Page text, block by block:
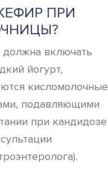
ПРИ
включать
йогурт,
кисломолочные
подавляющими
при кандидозе